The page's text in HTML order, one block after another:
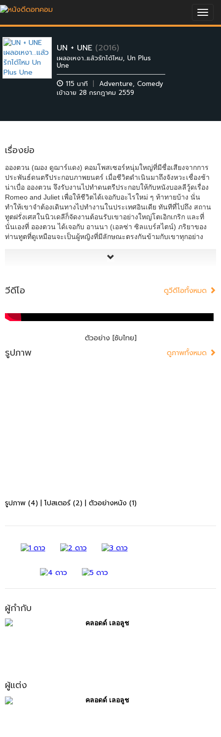
UN + UNE (2016)
เผลอเหงา...แล้วรักได้ไหม, Un Plus
Une
115 นาที
| Adventure, Comedy
เข้าฉาย 28 กรกฎาคม 2559
เรื่องย่อ
อองตวน (ฌอง ดูฌาร์แดง) คอมโพสเซอร์หนุ่มใหญ่ที่มีชื่อเสียงจากการ
ประพันธ์ดนตรีประกอบภาพยนตร์ เมื่อชีวิตดำเนินมาถึงจังหวะเชื่องช้า
น่าเบื่อ อองตวน จึงรับงานไปทำดนตรีประกอบให้กับหนังบอลลีวู้ดเรื่อง
Romeo and Juliet เพื่อให้ชีวิตได้เจอกับอะไรใหม่ ๆ ท้าทายบ้าง นั่น
ทำให้เขาจำต้องเดินทางไปทำงานในประเทศอินเดีย ทันทีที่ไปถึง สถาน
ทูตฝรั่งเศสในนิวเดลีก็จัดงานต้อนรับเขาอย่างใหญ่โตเอิกเกริก และที่
นั่นเองที่ อองตวน ได้เจอกับ อานนา (เอลซ่า ซิลแบร์สไตน์) ภริยาของ
ท่านทูตที่ดูเหมือนจะเป็นผู้หญิงที่มีลักษณะตรงกันข้ามกับเขาทุกอย่าง
วีดีโอ ดูวีดีโอทั้งหมด
ตัวอย่าง [ซับไทย]
รูปภาพ ดูภาพทั้งหมด
รูปภาพ (4) | โปสเตอร์ (2) | ตัวอย่างหนัง (1)
ผู้กำกับ
คลอดด์ เลอลูช
ผู้แต่ง
คลอดด์ เลอลูช